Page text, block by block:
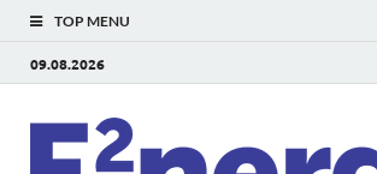
TOP MENU
09.08.2026